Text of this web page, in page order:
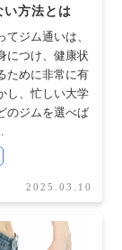
い方法とは
てジム通いは、
につけ、健康状
ために非常に有
し、忙しい大学
のジムを選べば
2025.03.10